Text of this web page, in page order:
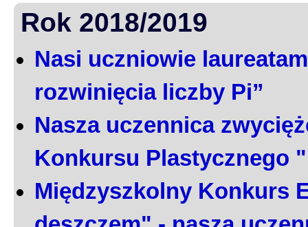
Rok 2018/2019
Nasi uczniowie
rozwinięcia liczby Pi”
Nasza uczennica
Konkursu Plastycznego
Międzyszkolny Konkurs